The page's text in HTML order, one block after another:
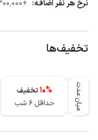
نرخ هر نفر اضافه: +300٬000 تومان / بیشتر از 4 نفر
تخفیف‌ها
میان مدت 10%
تخفیف
حداقل 6 شب